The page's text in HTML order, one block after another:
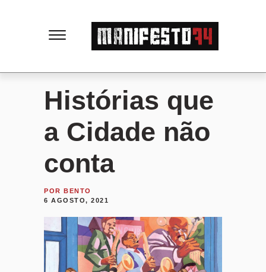
M
a
n
i
f
e
s
t
Histórias que
a Cidade não
conta
POR BENTO
6 AGOSTO, 2021